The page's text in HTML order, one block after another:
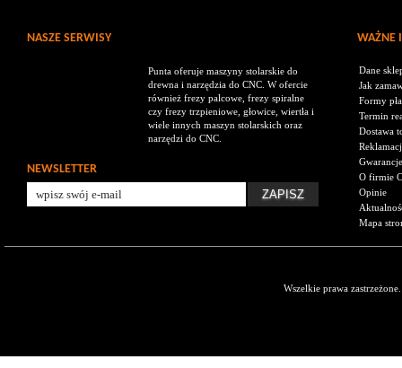
NASZE SERWISY WAŻNE
Punta oferuje maszyny stolarskie do
drewna i narzędzia do CNC. W ofercie
również frezy palcowe, frezy spiralne
czy frezy trzpieniowe, głowice, wiertła i
wiele innych maszyn stolarskich oraz
narzędzi do CNC.
NEWSLETTER
Dane
Jak
Formy
Termin
Dostawa
Gwarancje
O firmie
Opinie
Mapa
Wszelkie prawa